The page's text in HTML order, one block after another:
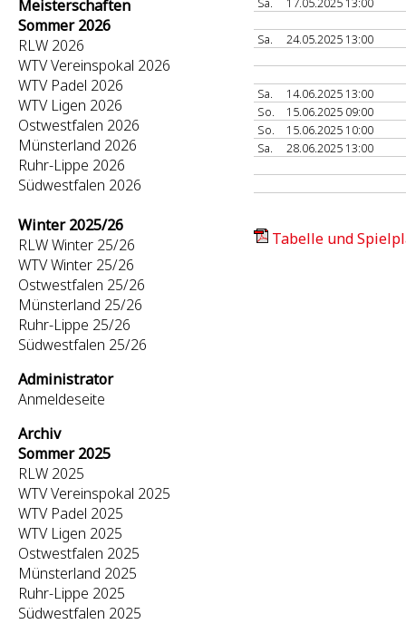
Meisterschaften
Sommer 2026
RLW 2026
WTV Vereinspokal 2026
WTV Padel 2026
WTV Ligen 2026
Ostwestfalen 2026
Münsterland 2026
Ruhr-Lippe 2026
Südwestfalen 2026
Winter 2025/26
RLW Winter 25/26
WTV Winter 25/26
Ostwestfalen 25/26
Münsterland 25/26
Ruhr-Lippe 25/26
Südwestfalen 25/26
Administrator
Anmeldeseite
Archiv
Sommer 2025
RLW 2025
WTV Vereinspokal 2025
WTV Padel 2025
WTV Ligen 2025
Ostwestfalen 2025
Münsterland 2025
Ruhr-Lippe 2025
Südwestfalen 2025
Sa. 24.05.2025 13:00
Sa.
14.06.2025 13:00
So.
15.06.2025 09:00
So.
15.06.2025 10:00
Sa.
28.06.2025 13:00
Tabelle und